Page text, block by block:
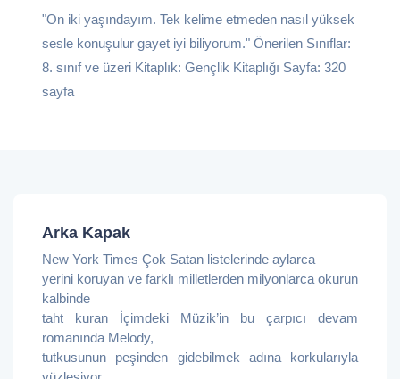
"On iki yaşındayım. Tek kelime etmeden nasıl yüksek
sesle konuşulur gayet iyi biliyorum." Önerilen Sınıflar:
8. sınıf ve üzeri Kitaplık: Gençlik Kitaplığı Sayfa: 320
sayfa
Arka Kapak
New York Times Çok Satan listelerinde aylarca
yerini koruyan ve farklı milletlerden milyonlarca okurun
kalbinde
taht kuran İçimdeki Müzik’in bu çarpıcı devam
romanında Melody,
tutkusunun peşinden gidebilmek adına korkularıyla